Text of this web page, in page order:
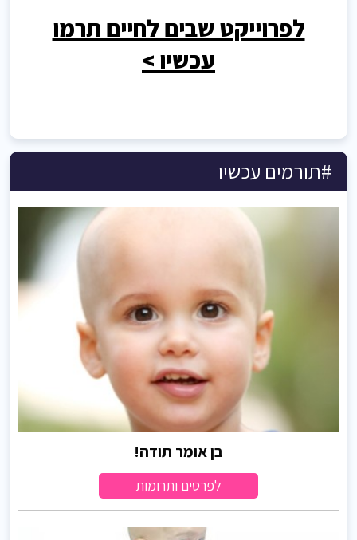
לפרוייקט שבים לחיים תרמו
עכשיו >
#תורמים עכשיו
בן אומר תודה!
לפרטים ותרומות